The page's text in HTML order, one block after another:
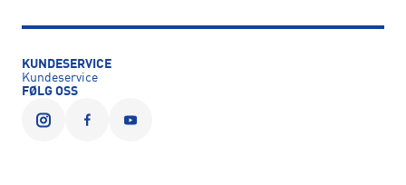
KUNDESERVICE
Kundeservice
FØLG OSS